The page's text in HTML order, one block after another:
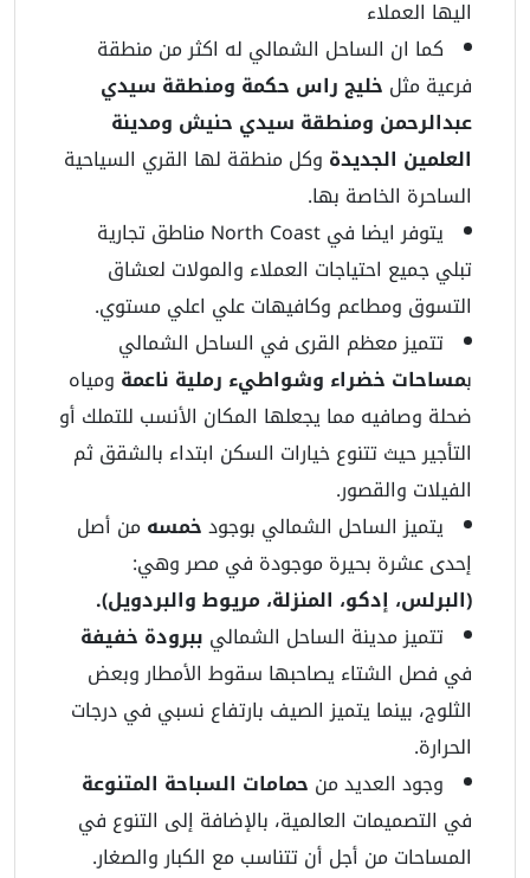
اليها العملاء
كما ان الساحل الشمالي له اكثر من منطقة
فرعية مثل خليج راس حكمة ومنطقة سيدي
عبدالرحمن ومنطقة سيدي حنيش ومدينة
العلمين الجديدة وكل منطقة لها القري السياحية
الساحرة الخاصة بها.
يتوفر ايضا في North Coast مناطق تجارية
تبلي جميع احتياجات العملاء والمولات لعشاق
التسوق ومطاعم وكافيهات علي اعلي مستوي.
تتميز معظم القرى في الساحل الشمالي
بمساحات خضراء وشواطيء رملية ناعمة ومياه
ضحلة وصافيه مما يجعلها المكان الأنسب للتملك أو
التأجير حيث تتنوع خيارات السكن ابتداء بالشقق ثم
الفيلات والقصور.
يتميز الساحل الشمالي بوجودخمسه من أصل
إحدى عشرة بحيرة موجودة في مصر وهي:
(البرلس، إدكو، المنزلة، مريوط والبردويل).
تتميز مدينة الساحل الشمالي ببرودة خفيفة
في فصل الشتاء يصاحبها سقوط الأمطار وبعض
الثلوج، بينما يتميز الصيف بارتفاع نسبي في درجات
الحرارة.
وجود العديد من حمامات السباحة المتنوعة
في التصميمات العالمية، بالإضافة إلى التنوع في
المساحات من أجل أن تتناسب مع الكبار والصغار.